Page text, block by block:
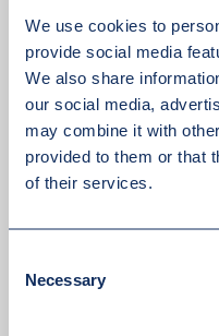
We use cookies to
provide social media
We also share
our social media,
may combine it with
provided to them or that
of their services.
Selection
Necessary